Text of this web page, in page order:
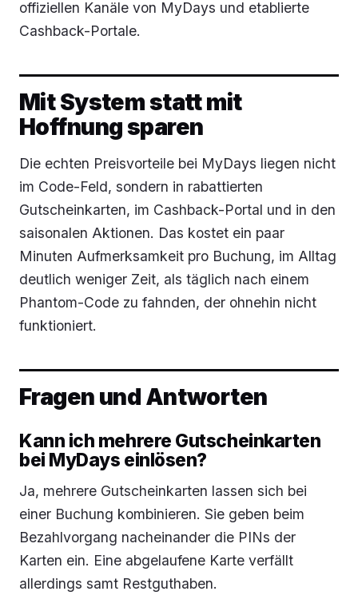
offiziellen Kanäle von MyDays und etablierte
Cashback-Portale.
Mit System statt mit
Hoffnung sparen
Die echten Preisvorteile bei MyDays liegen nicht
im Code-Feld, sondern in rabattierten
Gutscheinkarten, im Cashback-Portal und in den
saisonalen Aktionen. Das kostet ein paar
Minuten Aufmerksamkeit pro Buchung, im Alltag
deutlich weniger Zeit, als täglich nach einem
Phantom-Code zu fahnden, der ohnehin nicht
funktioniert.
Fragen und Antworten
Kann ich mehrere Gutscheinkarten
bei MyDays einlösen?
Ja, mehrere Gutscheinkarten lassen sich bei
einer Buchung kombinieren. Sie geben beim
Bezahlvorgang nacheinander die PINs der
Karten ein. Eine abgelaufene Karte verfällt
allerdings samt Restguthaben.